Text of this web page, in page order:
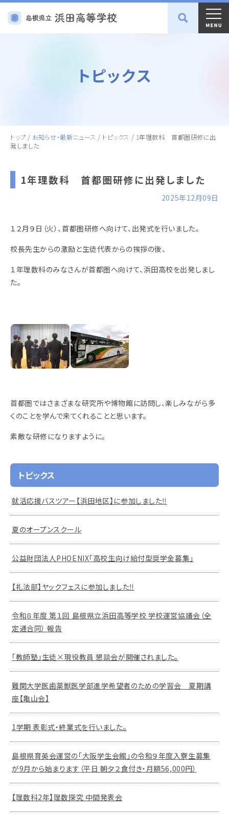
トピックス
トップ / お知らせ・最新ニュース / トピックス / 1年理数科 首都圏研修に出
発しました
1年理数科 首都圏研修に出発しました
2025年12月09日
１２月９日（火）、首都圏研修へ向けて、出発式を行いました。
校長先生からの激励と生徒代表からの挨拶の後、
１年理数科のみなさんが首都圏へ向けて、浜田高校を出発しまし
た。
首都圏ではさまざまな研究所や博物館に訪問し、楽しみながら多
くのことを学んで来てくれることと思います。
素敵な研修になりますように。
トピックス
就活応援バスツアー【浜田地区】に参加しました‼
夏のオープンスクール
公益財団法人PHOENIX「高校生向け給付型奨学金募集」
【礼法部】ヤックフェスに参加しました‼
令和８年度 第１回 島根県立浜田高等学校 学校運営協議会（全
定通合同） 報告
「教師塾」生徒×現役教員 懇談会が開催されました。
難関大学医歯薬獣医学部進学希望者のための学習会 夏期講
座【亀山会】
1学期 表彰式・終業式を行いました。
島根県育英会運営の「大阪学生会館」の令和９年度入寮生募集
が9月から始まります（平日 朝夕２食付き・月額56,000円）
【理数科2年】理数探究 中間発表会